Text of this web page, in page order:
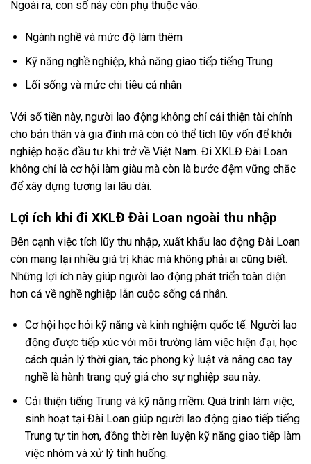
Ngoài ra, con số này còn phụ thuộc vào:
Ngành nghề và mức độ làm thêm
Kỹ năng nghề nghiệp, khả năng giao tiếp tiếng Trung
Lối sống và mức chi tiêu cá nhân
Với số tiền này, người lao động không chỉ cải thiện tài chính
cho bản thân và gia đình mà còn có thể tích lũy vốn để khởi
nghiệp hoặc đầu tư khi trở về Việt Nam. Đi XKLĐ Đài Loan
không chỉ là cơ hội làm giàu mà còn là bước đệm vững chắc
để xây dựng tương lai lâu dài.
Lợi ích khi đi XKLĐ Đài Loan ngoài thu nhập
Bên cạnh việc tích lũy thu nhập, xuất khẩu lao động Đài Loan
còn mang lại nhiều giá trị khác mà không phải ai cũng biết.
Những lợi ích này giúp người lao động phát triển toàn diện
hơn cả về nghề nghiệp lẫn cuộc sống cá nhân.
Cơ hội học hỏi kỹ năng và kinh nghiệm quốc tế: Người lao
động được tiếp xúc với môi trường làm việc hiện đại, học
cách quản lý thời gian, tác phong kỷ luật và nâng cao tay
nghề là hành trang quý giá cho sự nghiệp sau này.
Cải thiện tiếng Trung và kỹ năng mềm: Quá trình làm việc,
sinh hoạt tại Đài Loan giúp người lao động giao tiếp tiếng
Trung tự tin hơn, đồng thời rèn luyện kỹ năng giao tiếp làm
việc nhóm và xử lý tình huống.